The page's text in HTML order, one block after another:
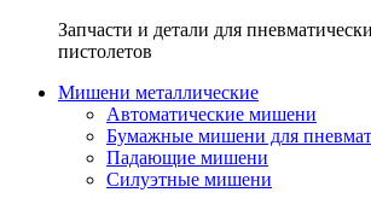
Запчасти и детали для
пистолетов
Мишени металлические
Автоматические мишени
Бумажные мишени для
Падающие мишени
Силуэтные мишени